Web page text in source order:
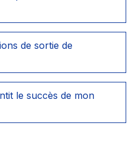
de sortie de
le succès de mon